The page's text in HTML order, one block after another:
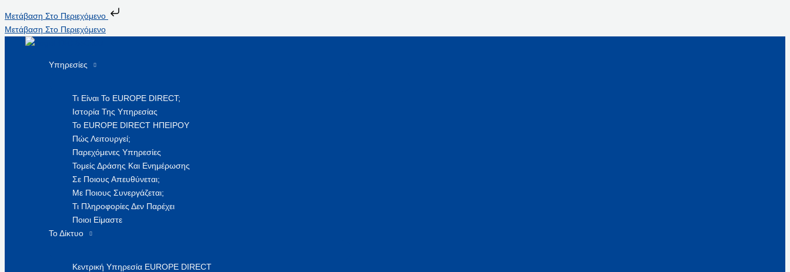
Μετάβαση Στο Περιεχόμενο
Μετάβαση Στο Περιεχόμενο
Υπηρεσίες
Τι Είναι Το EUROPE DIRECT;
Ιστορία Της Υπηρεσίας
Το EUROPE DIRECT ΗΠΕΙΡΟΥ
Πώς Λειτουργεί;
Παρεχόμενες Υπηρεσίες
Τομείς Δράσης Και Ενημέρωσης
Σε Ποιους Απευθύνεται;
Με Ποιους Συνεργάζεται;
Τι Πληροφορίες Δεν Παρέχει
Ποιοι Είμαστε
Το Δίκτυο
Κεντρική Υπηρεσία EUROPE DIRECT